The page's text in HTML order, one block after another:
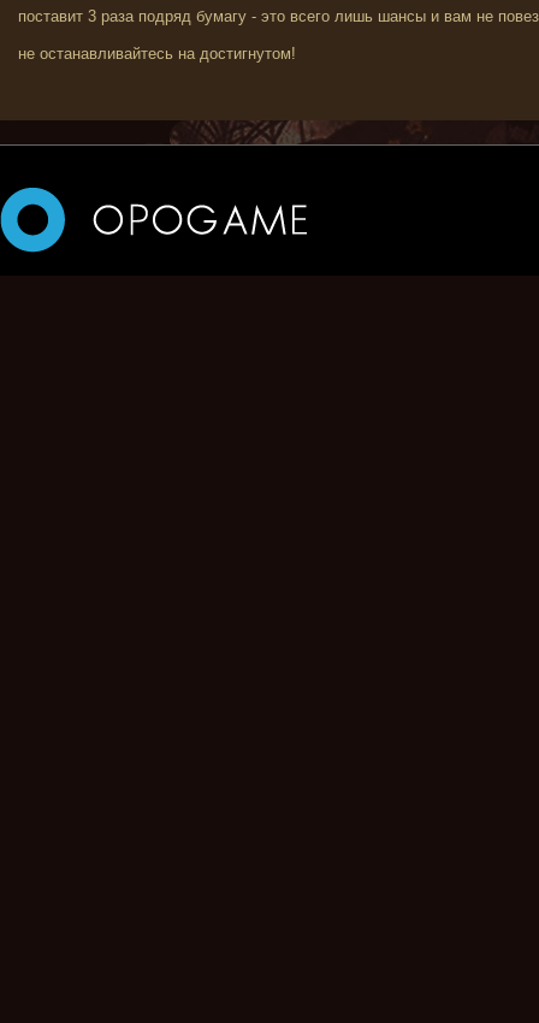
поставит 3 раза подряд бумагу - это всего лишь шансы и вам не
не останавливайтесь на достигнутом!